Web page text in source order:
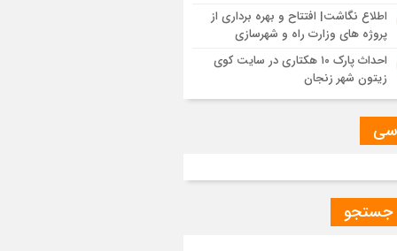
میدانی و نشست تخصصی با
مدیران دفاتر فنی و شهرسازی سازمان
زمین و مسکن به‌منظور رفع موانع پروژه
مسکن داراب
میان دستگاه‌های خدمات‌رسان، محور
مدیرکل راه و شهرسازی و مدیرعامل برق
در پروژه باند دوم باباحیدر_ چلگرد، به
اخذ اعتبارات ماده ۲۳
اطلاع نگاشت| افتتاح و بهره برداری از
پروژه های وزارت راه و شهرسازی
احداث پارک ۱۰ هکتاری در سایت کوی
زیتون شهر زنجان
جستجو